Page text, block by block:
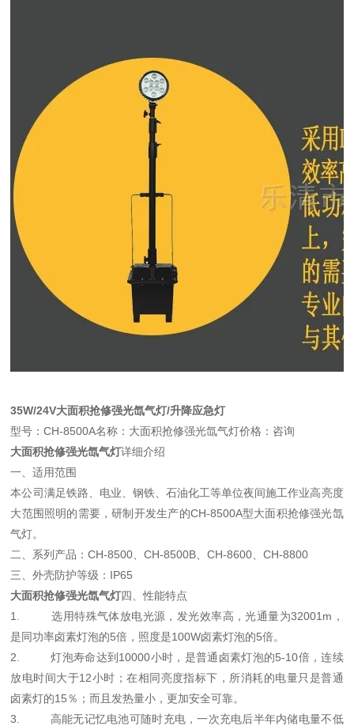
35W/24V大面积抢修强光氙气灯/升降应急灯
型号：CH-8500A名称：大面积抢修强光氙气灯价格：咨询
大面积抢修强光氙气灯详细介绍
一、适用范围
本公司满足铁路、电业、钢铁、石油化工等单位夜间施工作业高亮度
大范围照明的需要，研制开发生产的CH-8500A型大面积抢修强光氙
气灯。
二、系列产品：CH-8500、CH-8500B、CH-8600、CH-8800
三、外壳防护等级：IP65
大面积抢修强光氙气灯四、性能特点
1. 选用特殊气体放电光源，发光效率高，光通量为32001m，
是同功率卤素灯泡的5倍，照度是100W卤素灯泡的5倍。
2. 灯泡寿命达到10000小时，是普通卤素灯泡的5-10倍，连续
放电时间大于12小时；在相同亮度指标下，所消耗的电量只是普通
卤素灯的15％；而且发热量小，更加安全可靠。
3. 高能无记忆电池可随时充电，一次充电后半年内储电量不低